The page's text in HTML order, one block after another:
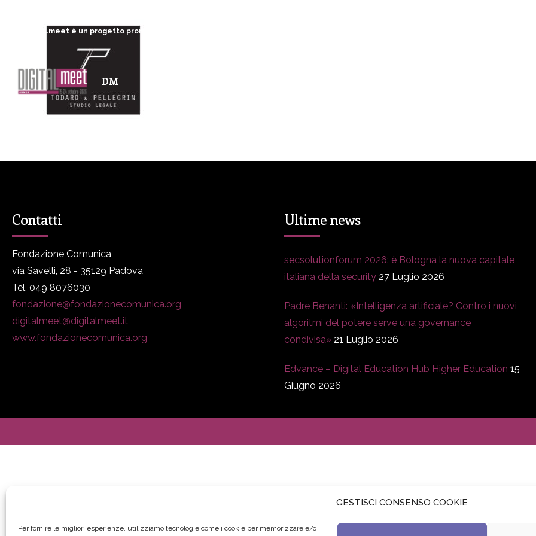
GESTISCI CONSENSO COOKIE
Per fornire le migliori esperienze, utilizziamo tecnologie come i cookie per memorizzare e/o
DIGITALmeet è un progetto promosso da Fondazione Comunica
DM
Contatti
Fondazione Comunica
via Savelli, 28 - 35129 Padova
Tel. 049 8076030
fondazione@fondazionecomunica.org
digitalmeet@digitalmeet.it
www.fondazionecomunica.org
Ultime news
secsolutionforum 2026: è Bologna la nuova capitale
italiana della security 27 Luglio 2026
Padre Benanti: «Intelligenza artificiale? Contro i nuovi
algoritmi del potere serve una governance
condivisa» 21 Luglio 2026
Edvance – Digital Education Hub Higher Education 15
Giugno 2026